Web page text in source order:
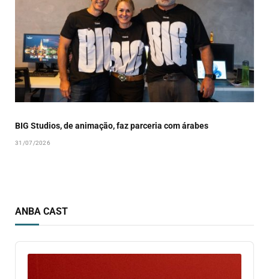
BIG Studios, de animação, faz parceria com árabes
31/07/2026
ANBA CAST
Audio
Player